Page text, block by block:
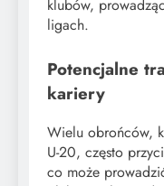
klubów,
ligach.
Potencjalne
kariery
Wielu obrońców,
U-20, często
co może